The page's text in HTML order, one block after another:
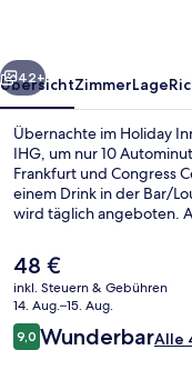
Frankfurt
Eschborn
by
IHG
Weiter
42+
ÜbersichtZimmerLage
Übernachte im Holiday
IHG, um nur 10
Frankfurt und Congress
einem Drink in der Bar/
wird täglich angeboten.
Andere Reisende haben
berichten.
Der
aktuelle
Preis
beträgt
48 €.
48 €
inkl. Steuern & Gebühren
14. Aug.–15. Aug.
Bewertungen
9,09,0 von 10.
WunderbarAlle